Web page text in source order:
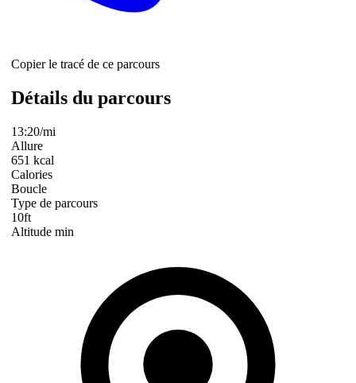
Copier le tracé de ce parcours
Détails du parcours
13:20/mi
Allure
651 kcal
Calories
Boucle
Type de parcours
10ft
Altitude min